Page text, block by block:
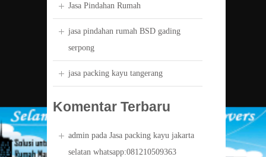
Jasa Pindahan Rumah
jasa pindahan rumah BSD gading
serpong
jasa packing kayu tangerang
Komentar Terbaru
admin pada Jasa packing kayu jakarta
selatan whatsapp:081210509363